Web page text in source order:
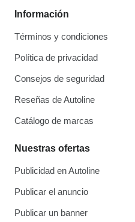
Información
Términos y condiciones
Política de privacidad
Consejos de seguridad
Reseñas de Autoline
Catálogo de marcas
Nuestras ofertas
Publicidad en Autoline
Publicar el anuncio
Publicar un banner